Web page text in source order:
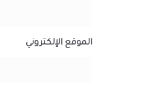
الموقع الإلكتروني